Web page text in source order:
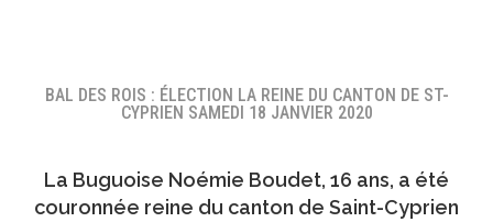
BAL DES ROIS : ÉLECTION LA REINE DU CANTON DE ST-
CYPRIEN SAMEDI 18 JANVIER 2020
La Buguoise Noémie Boudet, 16 ans, a été
couronnée reine du canton de Saint-Cyprien